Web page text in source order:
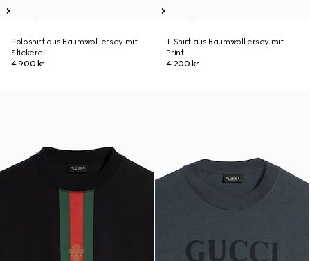
Poloshirt aus Baumwolljersey mit
Stickerei
4.900 kr.
T-Shirt aus Baumwolljersey mit
Print
4.200 kr.